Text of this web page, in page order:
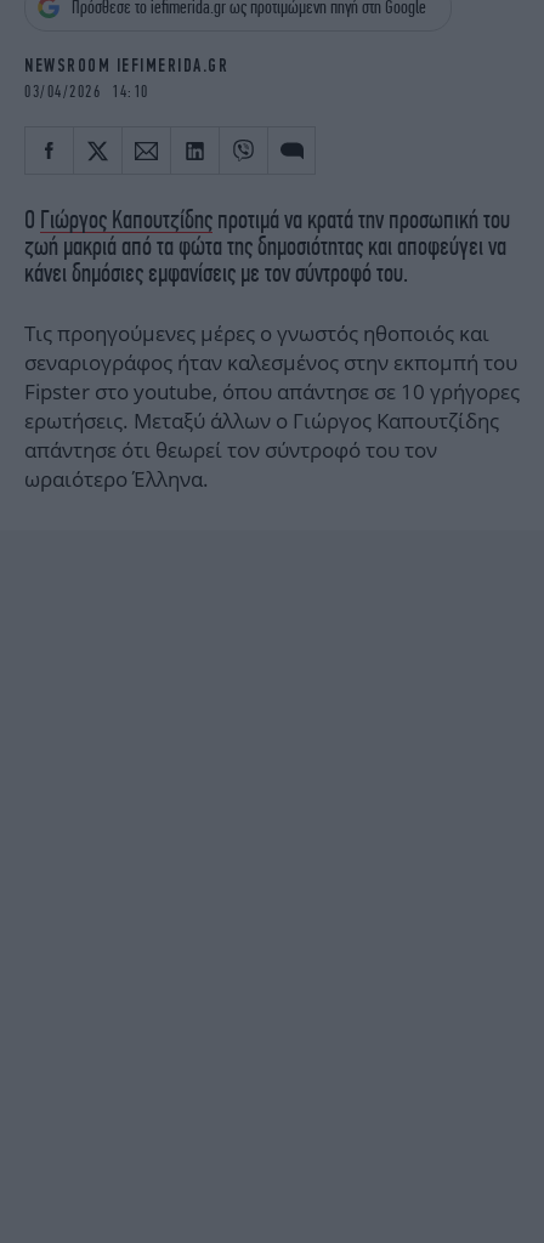
iBOOKS
ΖΩΔΙΑ
MEDIA
NEWSLETTER
Πρόσθεσε το iefimerida.gr ως προτιμώμενη πηγή στη Google
NEWSROOM IEFIMERIDA.GR
03/04/2026 14:10
Ο Γιώργος Καπουτζίδης προτιμά να κρατά την προσωπική του
ζωή μακριά από τα φώτα της δημοσιότητας και αποφεύγει να
κάνει δημόσιες εμφανίσεις με τον σύντροφό του.
Τις προηγούμενες μέρες ο γνωστός ηθοποιός και
σεναριογράφος ήταν καλεσμένος στην εκπομπή του
Fipster στο youtube, όπου απάντησε σε 10 γρήγορες
ερωτήσεις. Μεταξύ άλλων ο Γιώργος Καπουτζίδης
απάντησε ότι θεωρεί τον σύντροφό του τον
ωραιότερο Έλληνα.